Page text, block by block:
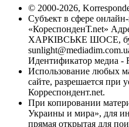
© 2000-2026,
Субъект в сфере
«КореспонденТ.net»
ХАРКІВСЬКЕ ШОСЕ,
Идентификатор медиа -
Использование любых
сайте, разрешается при
Корреспондент.net.
При копировании
Украины и мира», для
прямая открытая для